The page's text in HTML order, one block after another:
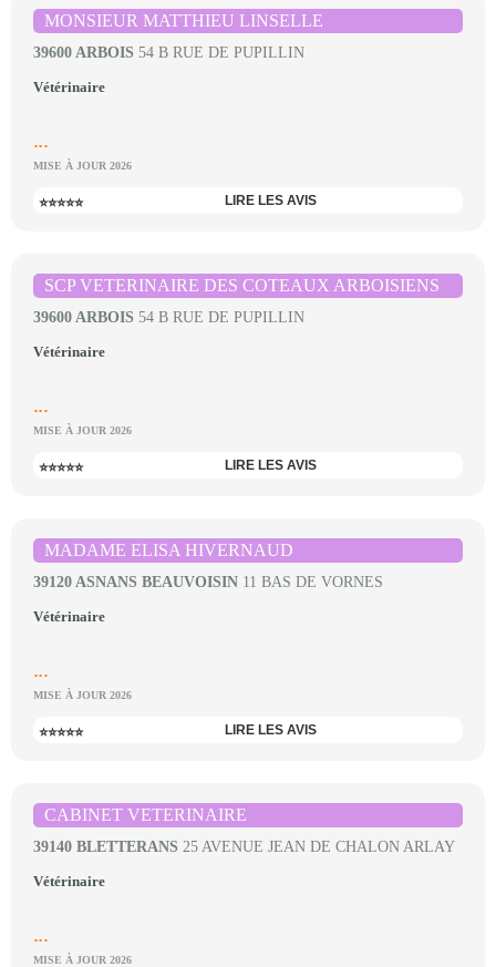
MONSIEUR MATTHIEU LINSELLE
39600 ARBOIS 54 B RUE DE PUPILLIN
Vétérinaire
...
MISE À JOUR 2026
⭐⭐⭐⭐⭐ LIRE LES AVIS
SCP VETERINAIRE DES COTEAUX ARBOISIENS
39600 ARBOIS 54 B RUE DE PUPILLIN
Vétérinaire
...
MISE À JOUR 2026
⭐⭐⭐⭐⭐ LIRE LES AVIS
MADAME ELISA HIVERNAUD
39120 ASNANS BEAUVOISIN 11 BAS DE VORNES
Vétérinaire
...
MISE À JOUR 2026
⭐⭐⭐⭐⭐ LIRE LES AVIS
CABINET VETERINAIRE
39140 BLETTERANS 25 AVENUE JEAN DE CHALON ARLAY
Vétérinaire
...
MISE À JOUR 2026